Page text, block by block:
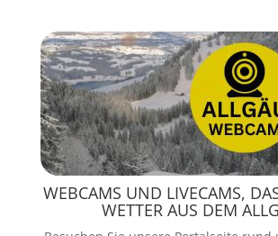
WEBCAMS UND LIVECAMS,
WETTER AUS DEM